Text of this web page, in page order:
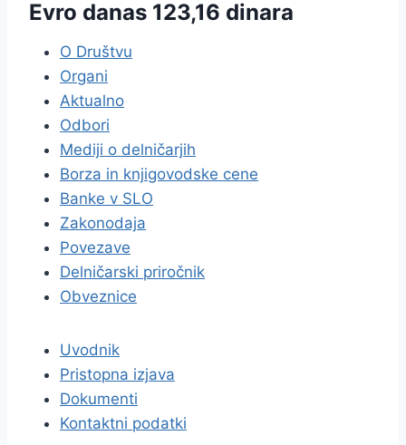
Evro danas 123,16 dinara
O Društvu
Organi
Aktualno
Odbori
Mediji o delničarjih
Borza in knjigovodske cene
Banke v SLO
Zakonodaja
Povezave
Delničarski priročnik
Obveznice
Uvodnik
Pristopna izjava
Dokumenti
Kontaktni podatki